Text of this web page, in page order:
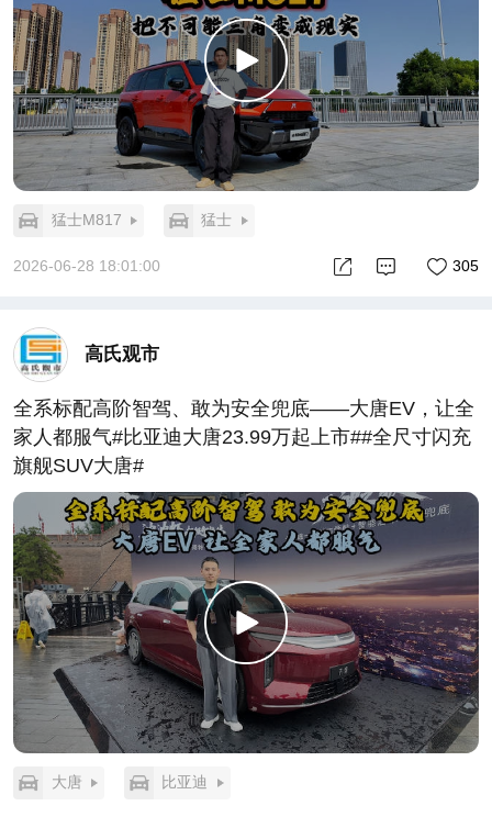
猛士M817 猛士
2026-06-28 18:01:00 305
高氏观市
全系标配高阶智驾、敢为安全兜底——大唐EV，让全
家人都服气#比亚迪大唐23.99万起上市##全尺寸闪充
旗舰SUV大唐#
大唐 比亚迪